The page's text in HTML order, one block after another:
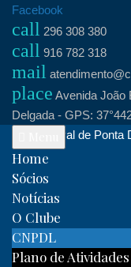
Skip
content
Facebook
call 296 308 380
call 916 782 318
mail
place Avenida João
Delgada - GPS:
Clube Naval de Ponta
Home
Sócios
Notícias
O Clube
CNPDL
Plano de Atividades